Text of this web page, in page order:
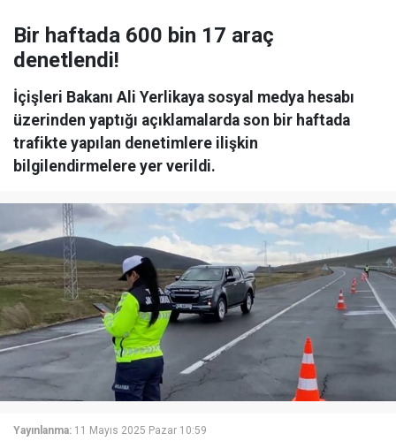
Bir haftada 600 bin 17 araç
denetlendi!
İçişleri Bakanı Ali Yerlikaya sosyal medya hesabı
üzerinden yaptığı açıklamalarda son bir haftada
trafikte yapılan denetimlere ilişkin
bilgilendirmelere yer verildi.
Yayınlanma: 11 Mayıs 2025 Pazar 10:59